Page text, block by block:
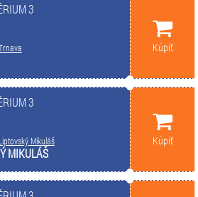
3
Kúpiť
3
Mikuláš
MIKULÁŠ
Kúpiť